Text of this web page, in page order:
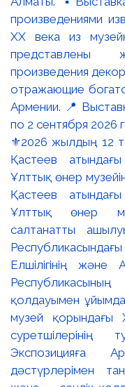
⚜️2026 жылдың 12
Қастеев
Ұлттық өнер
Қастеев
Ұлттық өнер
салтанатты
Елшілігінің
қолдауымен
музей қорындағы
суретшілерінің
Экспозицияға
дәстүрлерімен